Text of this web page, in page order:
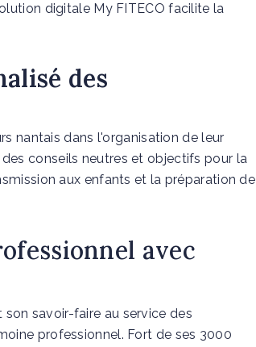
digitale My FITECO facilite la
des
nantais dans l'organisation de leur
conseils neutres et objectifs pour la
aux enfants et la préparation de
avec
savoir-faire au service des
professionnel. Fort de ses 3000